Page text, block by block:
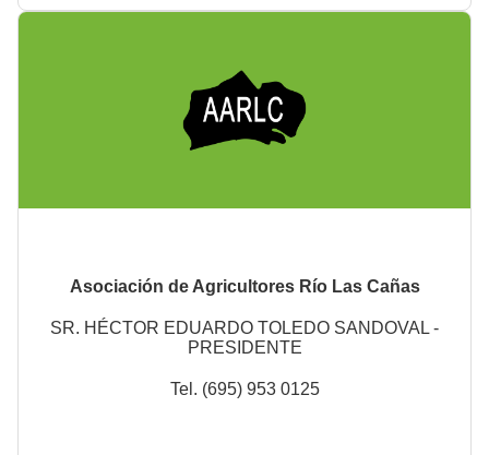
Asociación de Agricultores Río Las Cañas
SR. HÉCTOR EDUARDO TOLEDO SANDOVAL -
PRESIDENTE
Tel. (695) 953 0125